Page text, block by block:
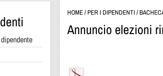
HOME/PER I DIPENDENTI /
Annuncio elezioni